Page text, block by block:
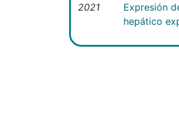
2021
Expresión
hepático